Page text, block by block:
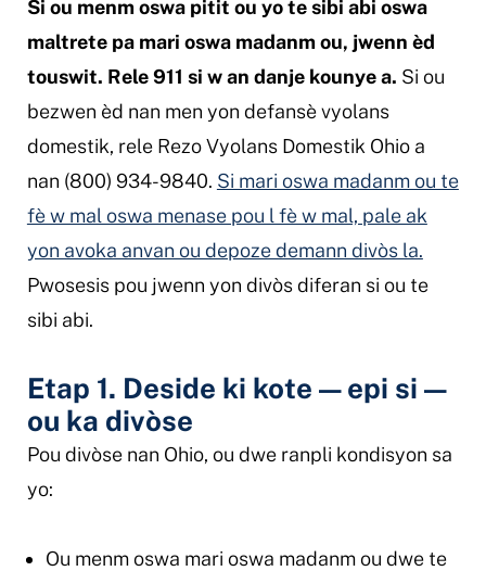
Si ou menm oswa pitit ou yo te sibi abi oswa
maltrete pa mari oswa madanm ou, jwenn èd
touswit. Rele 911 si w an danje kounye a. Si ou
bezwen èd nan men yon defansè vyolans
domestik, rele Rezo Vyolans Domestik Ohio a
nan (800) 934-9840. Si mari oswa madanm ou te
fè w mal oswa menase pou l fè w mal, pale ak
yon avoka anvan ou depoze demann divòs la.
Pwosesis pou jwenn yon divòs diferan si ou te
sibi abi.
Etap 1. Deside ki kote —epi si —
ou ka divòse
Pou divòse nan Ohio, ou dwe ranpli kondisyon sa
yo:
Ou menm oswa mari oswa madanm ou dwe te